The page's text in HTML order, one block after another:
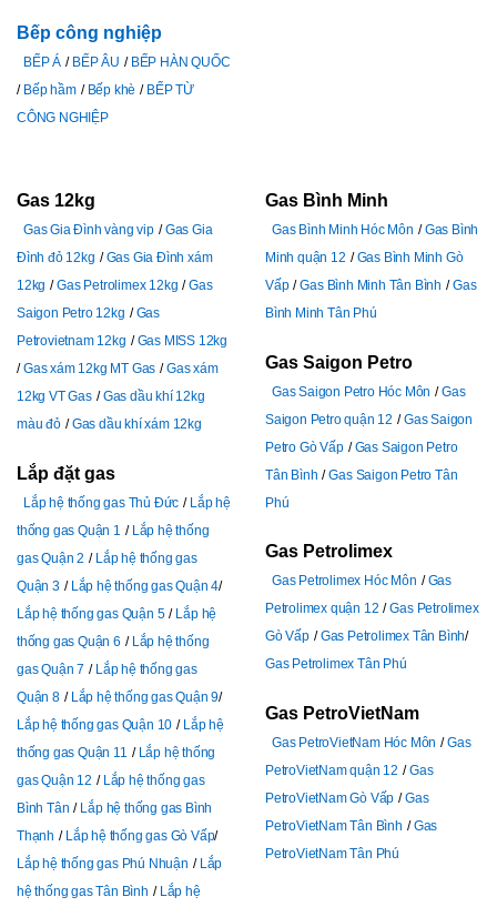
Bếp công nghiệp
BẾP Á BẾP ÂU
BẾP HÀN QUỐC
Bếp hầm
Bếp khè
BẾP TỪ
CÔNG NGHIỆP
Gas 12kg
Gas Gia Đình vàng vip
Gas Gia
Đình đỏ 12kg
Gas Gia Đình xám
12kg
Gas Petrolimex 12kg
Gas
Saigon Petro 12kg
Gas
Petrovietnam 12kg
Gas MISS 12kg
Gas xám 12kg MT Gas
Gas xám
12kg VT Gas
Gas dầu khí 12kg
màu đỏ
Gas dầu khí xám 12kg
Lắp đặt gas
Lắp hệ thống gas Thủ Đức
Lắp hệ
thống gas Quận 1
Lắp hệ thống
gas Quận 2
Lắp hệ thống gas
Quận 3
Lắp hệ thống gas Quận 4
Lắp hệ thống gas Quận 5
Lắp hệ
thống gas Quận 6
Lắp hệ thống
gas Quận 7
Lắp hệ thống gas
Quận 8
Lắp hệ thống gas Quận 9
Lắp hệ thống gas Quận 10
Lắp hệ
thống gas Quận 11
Lắp hệ thống
gas Quận 12
Lắp hệ thống gas
Bình Tân
Lắp hệ thống gas Bình
Thạnh
Lắp hệ thống gas Gò Vấp
Lắp hệ thống gas Phú Nhuận
Lắp
hệ thống gas Tân Bình
Lắp hệ
Gas Bình Minh
Gas Bình Minh Hóc Môn
Gas Bình
Minh quận 12
Gas Bình Minh Gò
Vấp
Gas Bình Minh Tân Bình
Gas
Bình Minh Tân Phú
Gas Saigon Petro
Gas Saigon Petro Hóc Môn
Gas
Saigon Petro quận 12
Gas Saigon
Petro Gò Vấp
Gas Saigon Petro
Tân Bình
Gas Saigon Petro Tân
Phú
Gas Petrolimex
Gas Petrolimex Hóc Môn
Gas
Petrolimex quận 12
Gas Petrolimex
Gò Vấp
Gas Petrolimex Tân Bình
Gas Petrolimex Tân Phú
Gas PetroVietNam
Gas PetroVietNam Hóc Môn
Gas
PetroVietNam quận 12
Gas
PetroVietNam Gò Vấp
Gas
PetroVietNam Tân Bình
Gas
PetroVietNam Tân Phú